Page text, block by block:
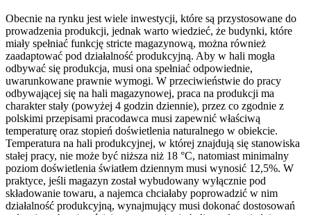
Obecnie na rynku jest wiele inwestycji, które są przystosowane do
prowadzenia produkcji, jednak warto wiedzieć, że budynki, które
miały spełniać funkcję stricte magazynową, można również
zaadaptować pod działalność produkcyjną. Aby w hali mogła
odbywać się produkcja, musi ona spełniać odpowiednie,
uwarunkowane prawnie wymogi. W przeciwieństwie do pracy
odbywającej się na hali magazynowej, praca na produkcji ma
charakter stały (powyżej 4 godzin dziennie), przez co zgodnie z
polskimi przepisami pracodawca musi zapewnić właściwą
temperaturę oraz stopień doświetlenia naturalnego w obiekcie.
Temperatura na hali produkcyjnej, w której znajdują się stanowiska
stałej pracy, nie może być niższa niż 18 °C, natomiast minimalny
poziom doświetlenia światłem dziennym musi wynosić 12,5%. W
praktyce, jeśli magazyn został wybudowany wyłącznie pod
składowanie towaru, a najemca chciałaby poprowadzić w nim
działalność produkcyjną, wynajmujący musi dokonać dostosowań